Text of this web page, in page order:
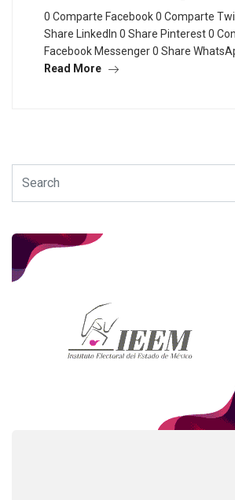
0 Comparte Facebook 0 Comparte
Share LinkedIn 0 Share Pinterest 0
Facebook Messenger 0 Share
Read More